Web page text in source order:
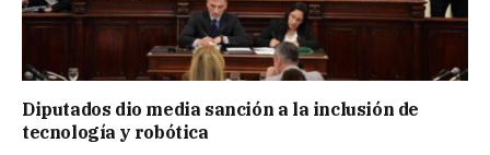
Diputados dio media sanción a la inclusión de
tecnología y robótica